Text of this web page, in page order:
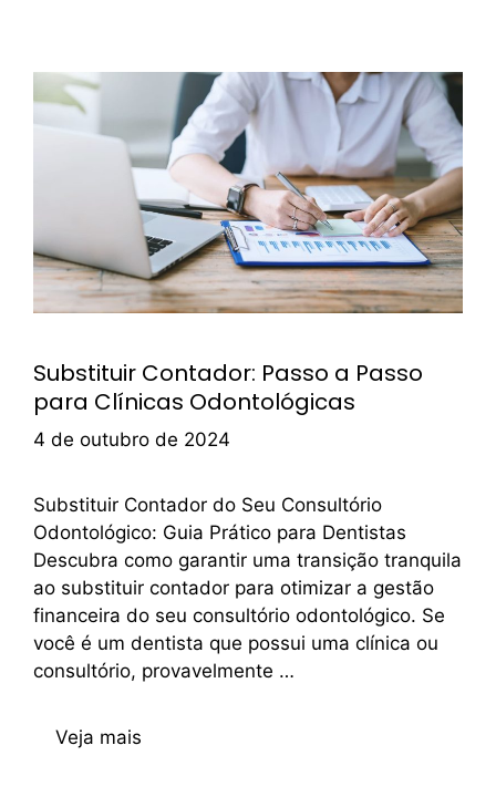
Substituir Contador: Passo a Passo
para Clínicas Odontológicas
4 de outubro de 2024
Substituir Contador do Seu Consultório
Odontológico: Guia Prático para Dentistas
Descubra como garantir uma transição tranquila
ao substituir contador para otimizar a gestão
financeira do seu consultório odontológico. Se
você é um dentista que possui uma clínica ou
consultório, provavelmente …
Veja mais